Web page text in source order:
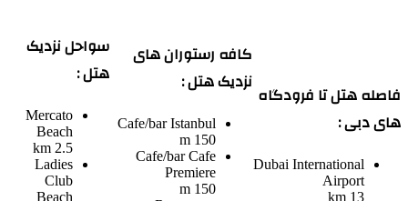
فاصله هتل تا فرودگاه
های دبی :
Dubai International
Airport
13 km
کافه رستوران های
نزدیک هتل :
Cafe/barIstanbul
150 m
Cafe/barCafe
Premiere
150 m
سواحل نزدیک
هتل :
Mercato
Beach
2.5 km
Ladies
Club
Beach